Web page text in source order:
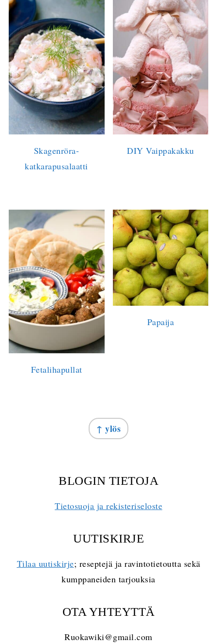
Skagenröra-
katkarapusalaatti
DIY Vaippakakku
Fetalihapullat
Papaija
↑ ylös
BLOGIN TIETOJA
Tietosuoja ja rekisteriseloste
UUTISKIRJE
Tilaa uutiskirje; reseptejä ja ravintotietoutta sekä
kumppaneiden tarjouksia
OTA YHTEYTTÄ
Ruokawiki@gmail.com